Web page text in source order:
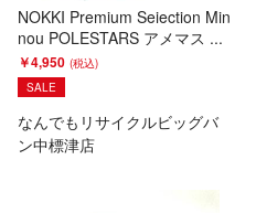
NOKKI Premium Seiection Min
nou POLESTARS アメマス ...
￥4,950
SALE
なんでもリサイクルビッグバ
ン中標津店